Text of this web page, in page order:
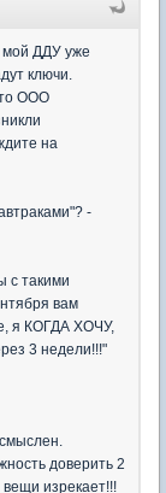
мой ДДУ уже
ключи.
ООО
на
-
с такими
вам
я КОГДА ХОЧУ,
3 недели!!!"
доверить 2
изрекает!!!